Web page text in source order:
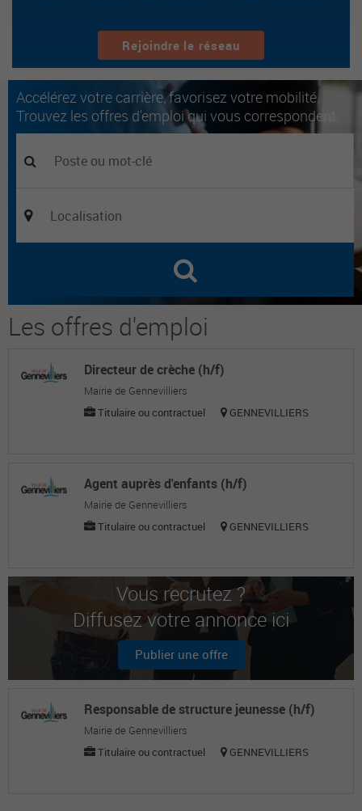
Rejoindre le réseau
Accélérez votre carrière, favorisez votre mobilité.
Trouvez les offres d'emploi qui vous correspondent.
Les offres d'emploi
Directeur de crèche (h/f)
Mairie de Gennevilliers
Titulaire ou contractuel
GENNEVILLIERS
Agent auprès d'enfants (h/f)
Mairie de Gennevilliers
Titulaire ou contractuel
GENNEVILLIERS
Vous recrutez ?
Diffusez votre annonce ici
Publier une offre
Responsable de structure jeunesse (h/f)
Mairie de Gennevilliers
Titulaire ou contractuel
GENNEVILLIERS